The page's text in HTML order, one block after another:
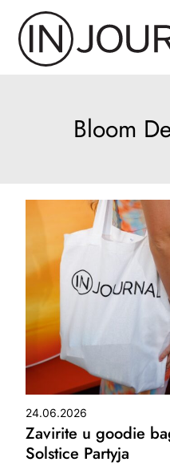
sadržaj
Bloom
24.06.2026
Zavirite u goodie
Solstice Partyja